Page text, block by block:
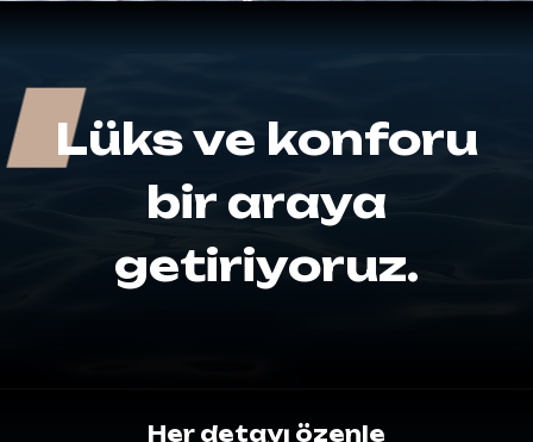
Lüks ve konforu
bir araya
getiriyoruz.
Her detayı özenle